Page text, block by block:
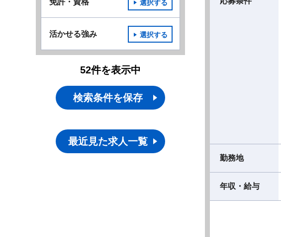
勤務地
年収・給与
免許・資格 選択する
活かせる強み 選択する
52件を表示中
検索条件を保存
最近見た求人一覧